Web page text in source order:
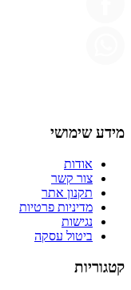
מידע שימושי
אודות
צור קשר
תקנון אתר
מדיניות פרטיות
נגישות
ביטול עסקה
קטגוריות